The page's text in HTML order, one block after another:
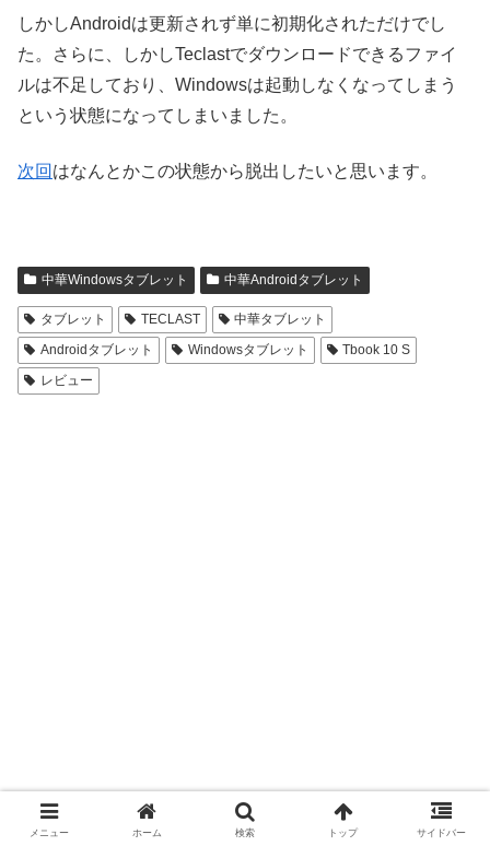
しかしAndroidは更新されず単に初期化されただけでし
た。さらに、しかしTeclastでダウンロードできるファイ
ルは不足しており、Windowsは起動しなくなってしまう
という状態になってしまいました。
次回 はなんとかこの状態から脱出したいと思います。
中華Windowsタブレット 中華Androidタブレット
タブレット TECLAST
中華タブレット
Androidタブレット
Windowsタブレット
Tbook 10 S
レビュー
メニュー ホーム 検索 トップ サイドバー